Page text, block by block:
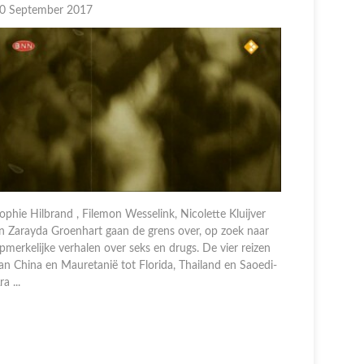
September 2017
Hilbrand, Filemon Wesselink, Nicolette Kluijver
Zarayda Groenhart gaan de grens over, op zoek naar
verhalen over seks en drugs. De vier reizen
China en Mauretanië tot Florida, Thailand en Saoedi-